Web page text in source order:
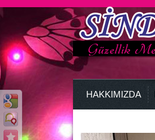
HAKKIMIZDA